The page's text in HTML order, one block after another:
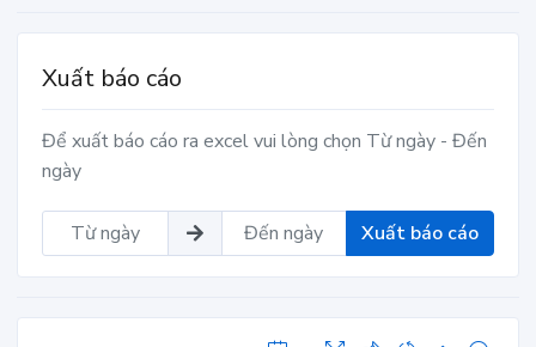
Xuất báo cáo
Để xuất báo cáo ra excel vui lòng chọn Từ ngày - Đến
ngày
Xuất báo cáo